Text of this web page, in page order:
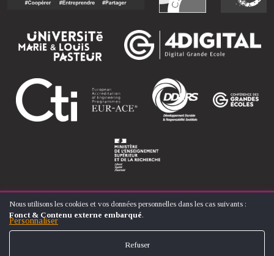
© ÉCOLE NATIONALE SUPÉRIEURE D'ARTS ET MÉTIERS
MENTIONS LÉGALES
UTILISATION
DES
DONNÉES
Nous utilisons les cookies et vos données personnelles dans les cas suivants :
Fonct & Contenu externe embarqué.
Personnaliser
Refuser